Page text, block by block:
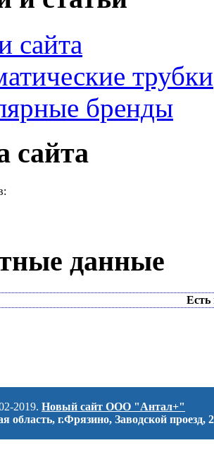
сайта
трубки
бренды
сайта
данные
Есть
2019. Новый сайт ООО "Антал+"
область, г.Фрязино, Заводской проезд, 2